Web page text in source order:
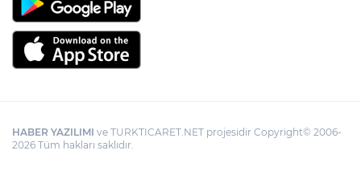
HABER YAZILIMI ve TURKTICARET.NET projesidir Copyright© 2006-
2026 Tüm hakları saklıdır.